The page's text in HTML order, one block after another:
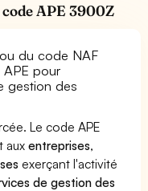
APE 3900Z
du code NAF
pour
gestion des
Le code APE
auxentreprises,
exerçant l'activité
de gestion des